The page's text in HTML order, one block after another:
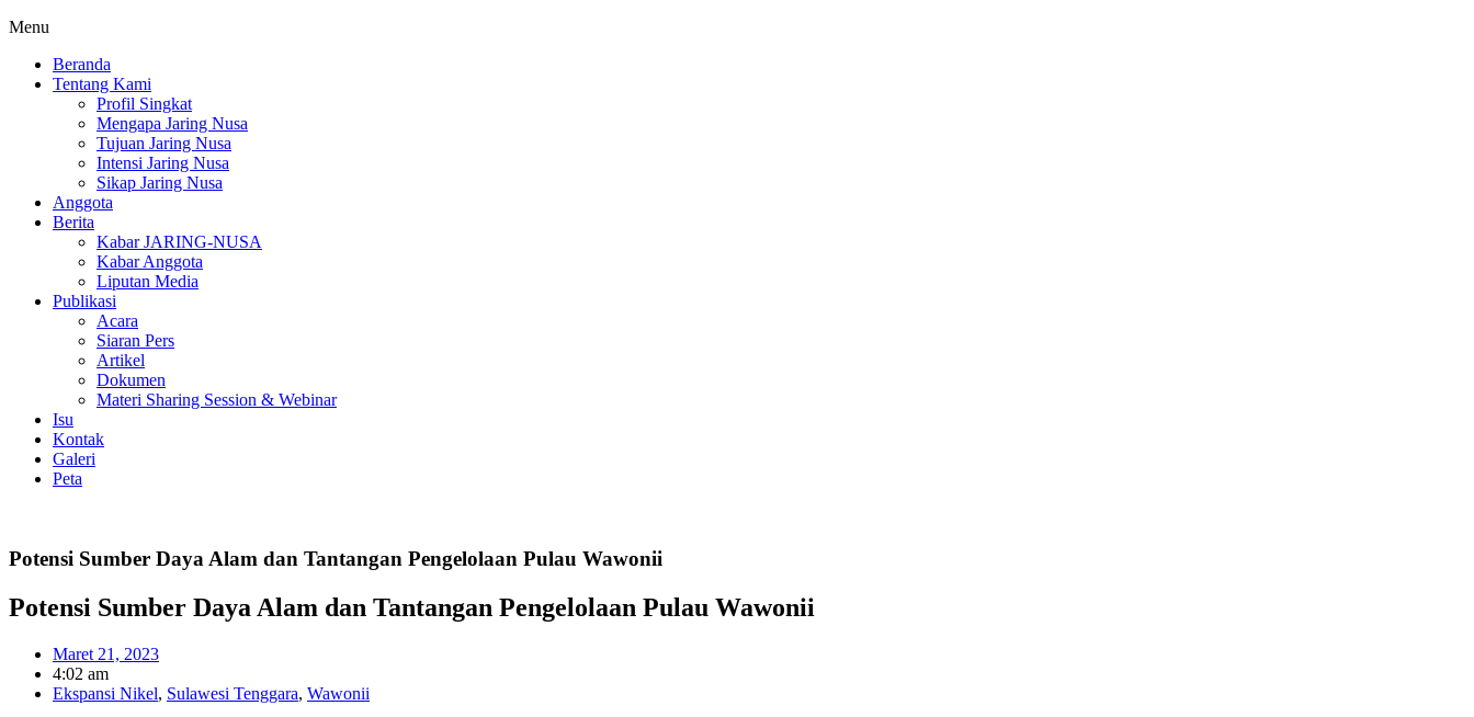
Menu
Beranda
Tentang Kami
Profil Singkat
Mengapa Jaring Nusa
Tujuan Jaring Nusa
Intensi Jaring Nusa
Sikap Jaring Nusa
Anggota
Berita
Kabar JARING-NUSA
Kabar Anggota
Liputan Media
Publikasi
Acara
Siaran Pers
Artikel
Dokumen
Materi Sharing Session & Webinar
Isu
Kontak
Galeri
Peta
Potensi Sumber Daya Alam dan Tantangan Pengelolaan Pulau Wawonii
Potensi Sumber Daya Alam dan Tantangan Pengelolaan Pulau Wawonii
Maret 21, 2023
4:02 am
Ekspansi Nikel, Sulawesi Tenggara, Wawonii